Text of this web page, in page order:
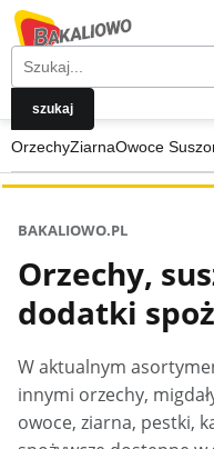
OrzechyZiarnaOwoce
BAKALIOWO.PL
Orzechy,
dodatki
W aktualnym
innymi orzechy,
owoce, ziarna, pestki,